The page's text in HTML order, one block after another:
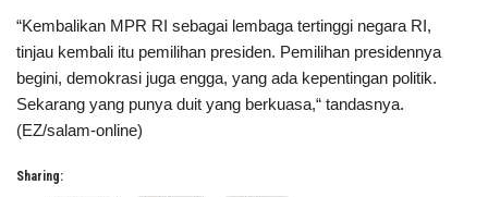
“Kembalikan MPR RI sebagai lembaga tertinggi negara RI,
tinjau kembali itu pemilihan presiden. Pemilihan presidennya
begini, demokrasi juga engga, yang ada kepentingan politik.
Sekarang yang punya duit yang berkuasa,“ tandasnya.
(EZ/salam-online)
Sharing: